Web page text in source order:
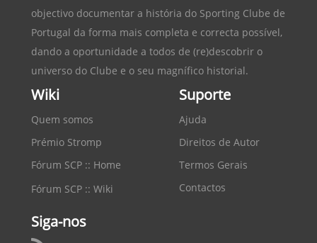
objectivo documentar a história do Sporting Clube de
Portugal da forma mais completa e correcta possível,
dando a oportunidade a todos de (re)descobrir o
universo do Clube e o seu magnífico historial.
Wiki
Quem somos
Prémio Stromp
Fórum SCP :: Home
Fórum SCP :: Wiki
Suporte
Ajuda
Direitos de Autor
Termos Gerais
Contactos
Siga-nos